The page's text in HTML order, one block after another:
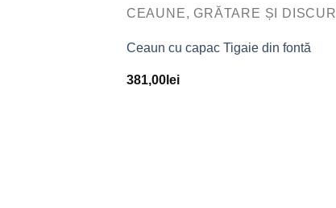
+
CEAUNE, GRĂTARE ȘI DISCURI
Ceaun cu capac Tigaie din fontă
381,00lei